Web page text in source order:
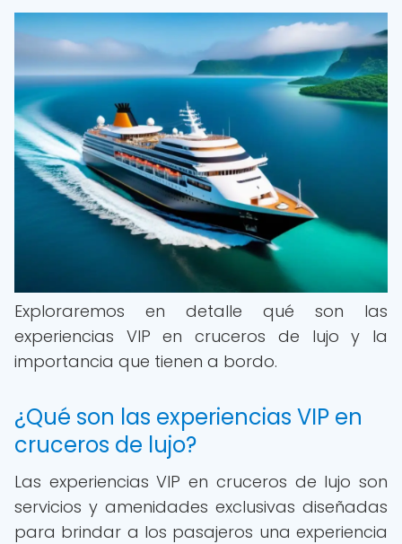
Exploraremos en detalle qué son las
experiencias VIP en cruceros de lujo y la
importancia que tienen a bordo.
¿Qué son las experiencias VIP en
cruceros de lujo?
Las experiencias VIP en cruceros de lujo son
servicios y amenidades exclusivas diseñadas
para brindar a los pasajeros una experiencia